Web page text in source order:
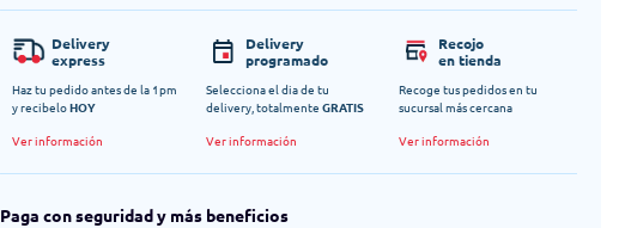
Delivery
express
Haz tu pedido antes de la 1pm
y recibeloHOY
Ver información
Delivery
programado
Selecciona el dia de tu
delivery, totalmente GRATIS
Ver información
Recojo
en tienda
Recoge tus pedidos en tu
sucursal más cercana
Ver información
Paga con seguridad y más beneficios